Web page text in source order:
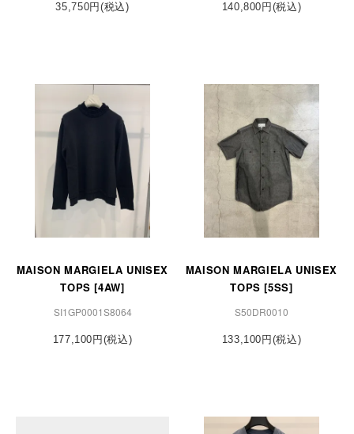
35,750円(税込) 140,800円(税込)
MAISON MARGIELA UNISEX
TOPS [4AW]
SI1GP0001S8064
177,100円(税込)
MAISON MARGIELA UNISEX
TOPS [5SS]
S50DR0010
133,100円(税込)